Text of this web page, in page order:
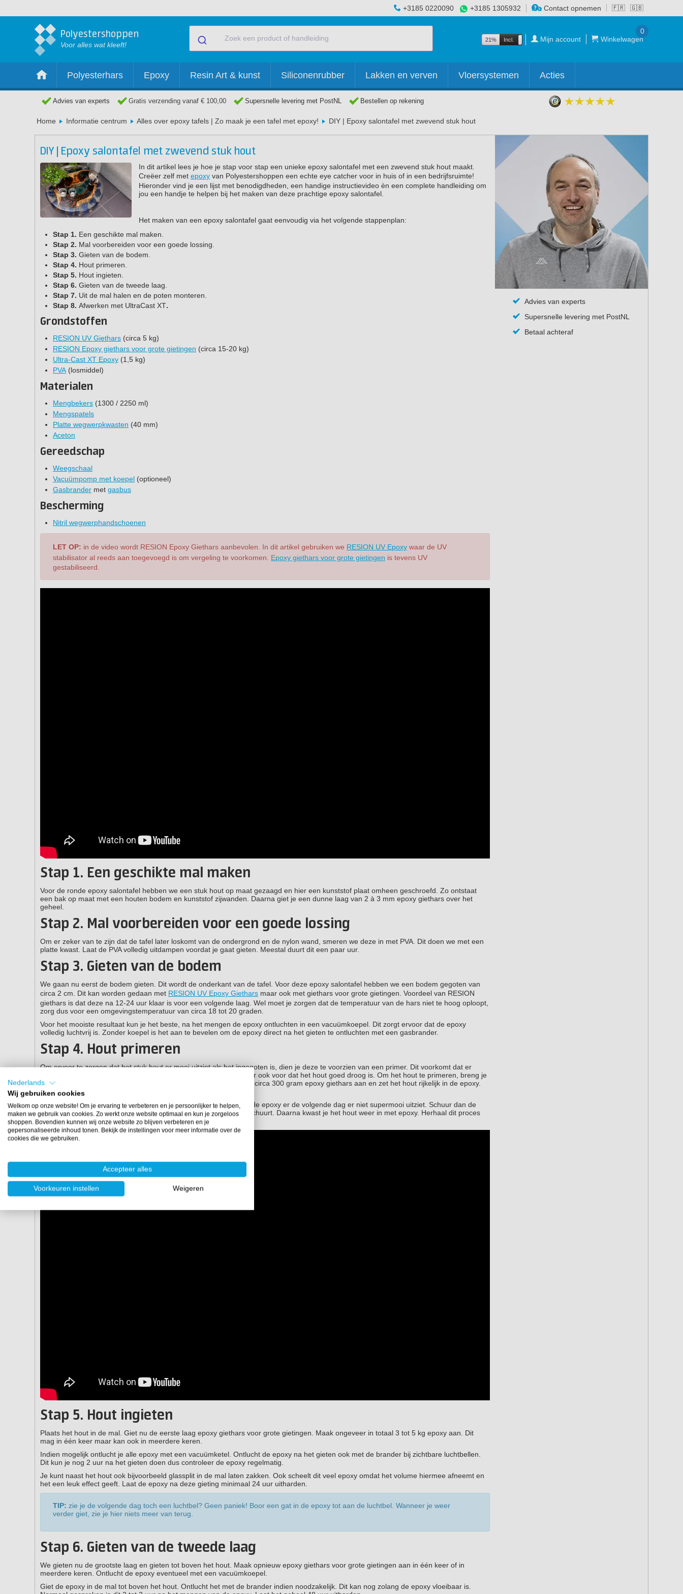
🇫🇷 🇬🇧
+3185 0220090 +3185 1305932 Contact opnemen
Polyestershoppen
Voor alles wat kleeft!
21% Incl. Excl. Mijn account Winkelwagen
0
Polyesterhars Epoxy Resin Art & kunst Siliconenrubber Lakken en verven Vloersystemen Acties
Advies van experts Gratis verzending vanaf € 100,00 Supersnelle levering met PostNL Bestellen op rekening
Home Informatie centrum Alles over epoxy tafels | Zo maak je een tafel met epoxy! DIY | Epoxy salontafel met zwevend stuk hout
DIY | Epoxy salontafel met zwevend stuk hout
In dit artikel lees je hoe je stap voor stap een unieke epoxy salontafel met een zwevend stuk hout maakt.
Creëer zelf met epoxy van Polyestershoppen een echte eye catcher voor in huis of in een bedrijfsruimte!
Hieronder vind je een lijst met benodigdheden, een handige instructievideo èn een complete handleiding om
jou een handje te helpen bij het maken van deze prachtige epoxy salontafel.
Het maken van een epoxy salontafel gaat eenvoudig via het volgende stappenplan:
Stap 1. Een geschikte mal maken.
Stap 2. Mal voorbereiden voor een goede lossing.
Stap 3. Gieten van de bodem.
Stap 4. Hout primeren.
Stap 5. Hout ingieten.
Stap 6. Gieten van de tweede laag.
Stap 7. Uit de mal halen en de poten monteren.
Stap 8. Afwerken met UltraCast XT.
Grondstoffen
RESION UV Giethars (circa 5 kg)
RESION Epoxy giethars voor grote gietingen (circa 15-20 kg)
Ultra-Cast XT Epoxy (1,5 kg)
PVA (losmiddel)
Materialen
Mengbekers (1300 / 2250 ml)
Mengspatels
Platte wegwerpkwasten (40 mm)
Aceton
Gereedschap
Weegschaal
Vacuümpomp met koepel (optioneel)
Gasbrander met gasbus
Bescherming
Nitril wegwerphandschoenen
LET OP: in de video wordt RESION Epoxy Giethars aanbevolen. In dit artikel gebruiken we RESION UV Epoxy waar de UV
stabilisator al reeds aan toegevoegd is om vergeling te voorkomen. Epoxy giethars voor grote gietingen is tevens UV
gestabiliseerd.
Stap 1. Een geschikte mal maken
Voor de ronde epoxy salontafel hebben we een stuk hout op maat gezaagd en hier een kunststof plaat omheen geschroefd. Zo ontstaat
een bak op maat met een houten bodem en kunststof zijwanden. Daarna giet je een dunne laag van 2 à 3 mm epoxy giethars over het
geheel.
Stap 2. Mal voorbereiden voor een goede lossing
Om er zeker van te zijn dat de tafel later loskomt van de ondergrond en de nylon wand, smeren we deze in met PVA. Dit doen we met een
platte kwast. Laat de PVA volledig uitdampen voordat je gaat gieten. Meestal duurt dit een paar uur.
Stap 3. Gieten van de bodem
We gaan nu eerst de bodem gieten. Dit wordt de onderkant van de tafel. Voor deze epoxy salontafel hebben we een bodem gegoten van
circa 2 cm. Dit kan worden gedaan met RESION UV Epoxy Giethars maar ook met giethars voor grote gietingen. Voordeel van RESION
giethars is dat deze na 12-24 uur klaar is voor een volgende laag. Wel moet je zorgen dat de temperatuur van de hars niet te hoog oploopt,
zorg dus voor een omgevingstemperatuur van circa 18 tot 20 graden.
Voor het mooiste resultaat kun je het beste, na het mengen de epoxy ontluchten in een vacuümkoepel. Dit zorgt ervoor dat de epoxy
volledig luchtvrij is. Zonder koepel is het aan te bevelen om de epoxy direct na het gieten te ontluchten met een gasbrander.
Stap 4. Hout primeren
Om ervoor te zorgen dat het stuk hout er mooi uitziet als het ingegoten is, dien je deze te voorzien van een primer. Dit voorkomt dat er
tijdens het ingieten van het hout lucht uit het hout ontsnapt. Zorg er ook voor dat het hout goed droog is. Om het hout te primeren, breng je
meerdere malen epoxy giethars aan met een kwast. Maak telkens circa 300 gram epoxy giethars aan en zet het hout rijkelijk in de epoxy.
Ontlucht met een brander.
Het kan zijn dat er toch nog veel lucht uit het hout komt waardoor de epoxy er de volgende dag er niet supermooi uitziet. Schuur dan de
epoxy op met korrel 60 of korrel 80 zodat je alle luchtbellen openschuurt. Daarna kwast je het hout weer in met epoxy. Herhaal dit proces
net zo lang totdat alle delen volledig in de epoxy zitten.
Stap 5. Hout ingieten
Plaats het hout in de mal. Giet nu de eerste laag epoxy giethars voor grote gietingen. Maak ongeveer in totaal 3 tot 5 kg epoxy aan. Dit
mag in één keer maar kan ook in meerdere keren.
Indien mogelijk ontlucht je alle epoxy met een vacuümketel. Ontlucht de epoxy na het gieten ook met de brander bij zichtbare luchtbellen.
Dit kun je nog 2 uur na het gieten doen dus controleer de epoxy regelmatig.
Je kunt naast het hout ook bijvoorbeeld glassplit in de mal laten zakken. Ook scheelt dit veel epoxy omdat het volume hiermee afneemt en
het een leuk effect geeft. Laat de epoxy na deze gieting minimaal 24 uur uitharden.
TIP: zie je de volgende dag toch een luchtbel? Geen paniek! Boor een gat in de epoxy tot aan de luchtbel. Wanneer je weer
verder giet, zie je hier niets meer van terug.
Stap 6. Gieten van de tweede laag
We gieten nu de grootste laag en gieten tot boven het hout. Maak opnieuw epoxy giethars voor grote gietingen aan in één keer of in
meerdere keren. Ontlucht de epoxy eventueel met een vacuümkoepel.
Giet de epoxy in de mal tot boven het hout. Ontlucht het met de brander indien noodzakelijk. Dit kan nog zolang de epoxy vloeibaar is.
Advies van experts
Supersnelle levering met PostNL
Betaal achteraf
Nederlands
Wij gebruiken cookies
Welkom op onze website! Om je ervaring te verbeteren en je persoonlijker te helpen,
maken we gebruik van cookies. Zo werkt onze website optimaal en kun je zorgeloos
shoppen. Bovendien kunnen wij onze website zo blijven verbeteren en je
gepersonaliseerde inhoud tonen. Bekijk de instellingen voor meer informatie over de
cookies die we gebruiken.
Accepteer alles
Voorkeuren instellen Weigeren